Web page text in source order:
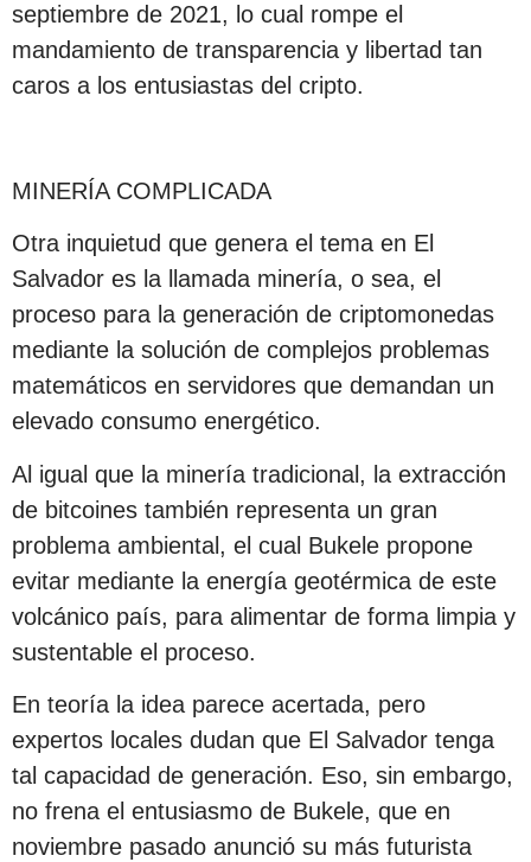
septiembre de 2021, lo cual rompe el
mandamiento de transparencia y libertad tan
caros a los entusiastas del cripto.
MINERÍA COMPLICADA
Otra inquietud que genera el tema en El
Salvador es la llamada minería, o sea, el
proceso para la generación de criptomonedas
mediante la solución de complejos problemas
matemáticos en servidores que demandan un
elevado consumo energético.
Al igual que la minería tradicional, la extracción
de bitcoines también representa un gran
problema ambiental, el cual Bukele propone
evitar mediante la energía geotérmica de este
volcánico país, para alimentar de forma limpia y
sustentable el proceso.
En teoría la idea parece acertada, pero
expertos locales dudan que El Salvador tenga
tal capacidad de generación. Eso, sin embargo,
no frena el entusiasmo de Bukele, que en
noviembre pasado anunció su más futurista